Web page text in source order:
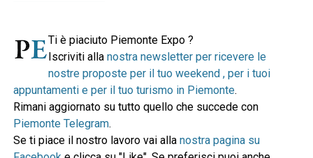
Ti è piaciuto Piemonte Expo ?
Iscriviti alla nostra newsletter per ricevere le
nostre proposte per il tuo weekend , per i tuoi
appuntamenti e per il tuo turismo in Piemonte.
Rimani aggiornato su tutto quello che succede con
Piemonte Telegram.
Se ti piace il nostro lavoro vai alla nostra pagina su